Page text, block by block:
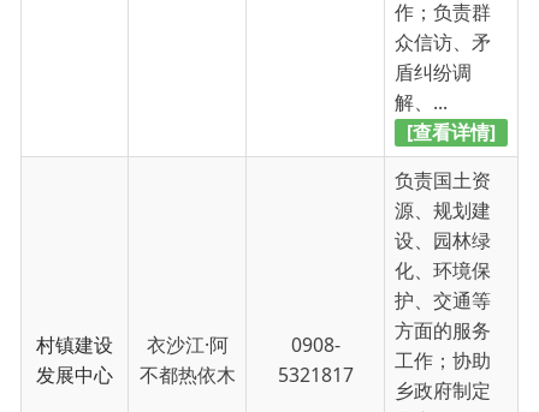
解、...
[查看详情]
负责国土资
源、规划建
设、园林绿
化、环境保
护、交通等
方面的服务
工作；协助
乡政府制定
国土资源、
规划建设、
园林绿化、
环境保护...
[查看详情]